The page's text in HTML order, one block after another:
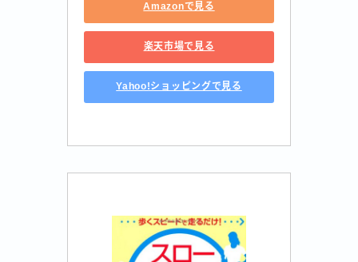
Amazonで見る
楽天市場で見る
Yahoo!ショッピングで見る